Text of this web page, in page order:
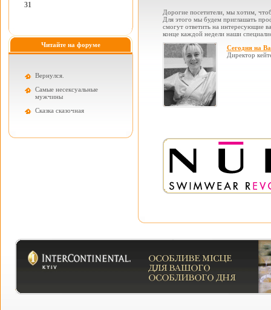
31
Читайте на форуме
Вернулся.
Самые несексуальные
мужчины
Cказка сказочная
Дорогие посетители, мы хотим,
Для этого мы будем приглашать
смогут ответить на интересующие
конце каждой недели наши
Сегодня на
Директор